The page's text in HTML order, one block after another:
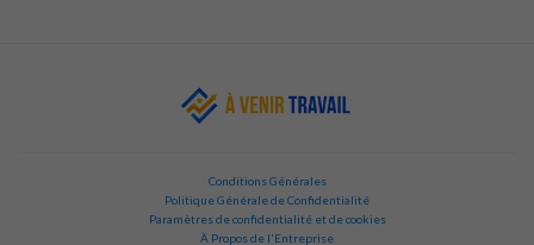
Conditions Générales
Politique Générale de Confidentialité
Paramètres de confidentialité et de cookies
À Propos de l'Entreprise